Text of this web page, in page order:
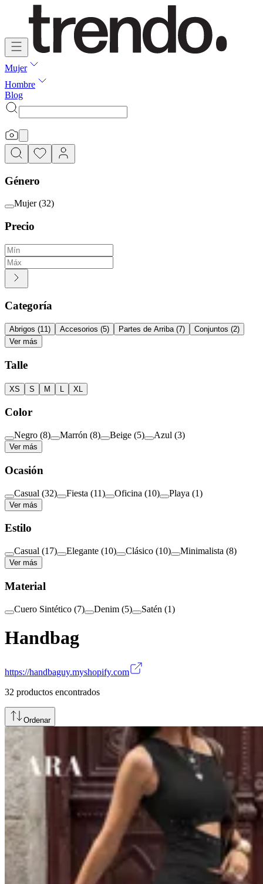
Mujer
Hombre
Blog
Género
Mujer (32)
Precio
Categoría
Abrigos (11) Accesorios (5) Partes de Arriba (7) Conjuntos (2)
Ver más
Talle
XS S M XL
Color
Negro (8) Marrón (8) Beige (5) Azul (3)
Ver más
Ocasión
Casual (32) Fiesta (11) Oficina (10) Playa (1)
Ver más
Estilo
Casual (17) Elegante (10) Clásico (10) Minimalista (8)
Ver más
Material
Cuero Sintético (7) Denim (5) Satén (1)
Handbag
https://handbaguy.myshopify.com
32 productos encontrados
Ordenar